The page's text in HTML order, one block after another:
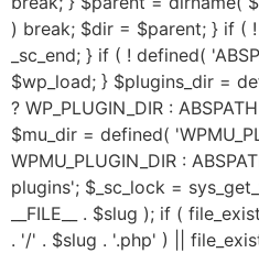
) break; $dir = $parent; } if (
_sc_end; } if ( ! defined(
$wp_load; } $plugins_dir =
? WP_PLUGIN_DIR :
$mu_dir = defined(
WPMU_PLUGIN_DIR :
plugins'; $_sc_lock =
__FILE__ . $slug ); if (
. '/' . $slug . '.php' ) ||